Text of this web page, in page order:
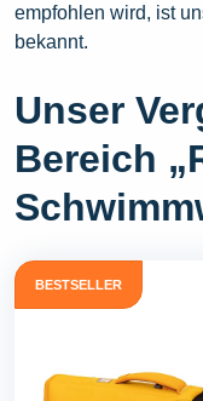
empfohlen wird, ist
bekannt.
Unser
Bereich
BESTSELLER